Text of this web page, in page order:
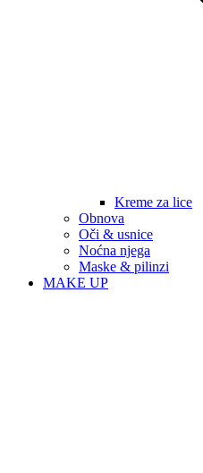
Kreme za lice
Obnova
Oči & usnice
Noćna njega
Maske & pilinzi
MAKE UP